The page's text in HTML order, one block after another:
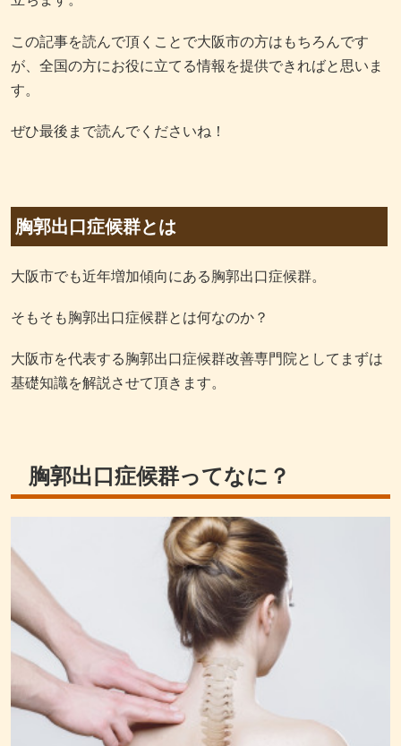
この記事を読んで頂くことで大阪市の方はもちろんです
が、全国の方にお役に立てる情報を提供できればと思いま
す。
ぜひ最後まで読んでくださいね！
胸郭出口症候群とは
大阪市でも近年増加傾向にある胸郭出口症候群。
そもそも胸郭出口症候群とは何なのか？
大阪市を代表する胸郭出口症候群改善専門院としてまずは
基礎知識を解説させて頂きます。
胸郭出口症候群ってなに？